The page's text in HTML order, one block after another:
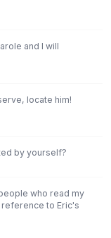
and I will
locate him!
by yourself?
who read my
to Eric's